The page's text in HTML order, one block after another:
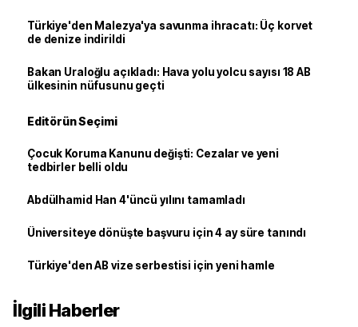
Türkiye'den Malezya'ya savunma ihracatı: Üç korvet
de denize indirildi
Bakan Uraloğlu açıkladı: Hava yolu yolcu sayısı 18 AB
ülkesinin nüfusunu geçti
Editörün Seçimi
Çocuk Koruma Kanunu değişti: Cezalar ve yeni
tedbirler belli oldu
Abdülhamid Han 4'üncü yılını tamamladı
Üniversiteye dönüşte başvuru için 4 ay süre tanındı
Türkiye'den AB vize serbestisi için yeni hamle
İlgili Haberler